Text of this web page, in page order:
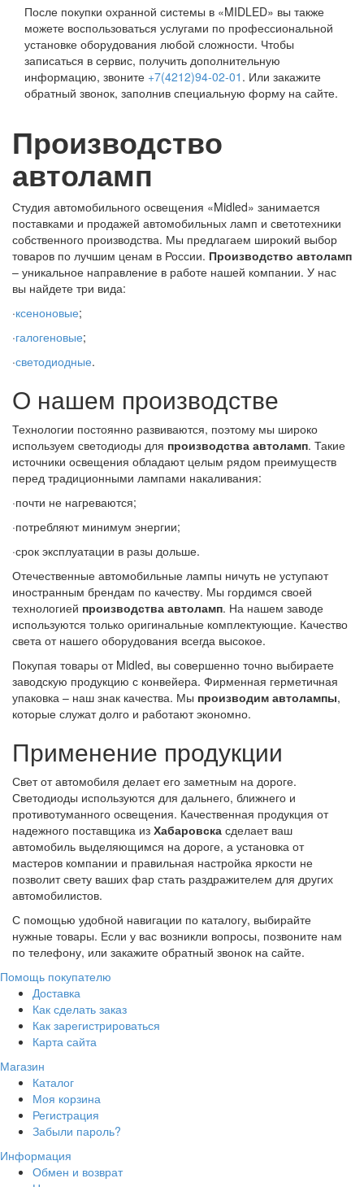
После покупки охранной системы в «MIDLED» вы также
можете воспользоваться услугами по профессиональной
установке оборудования любой сложности. Чтобы
записаться в сервис, получить дополнительную
информацию, звоните +7(4212)94-02-01 . Или закажите
обратный звонок, заполнив специальную форму на сайте.
Производство
автоламп
Студия автомобильного освещения «Midled» занимается
поставками и продажей автомобильных ламп и светотехники
собственного производства. Мы предлагаем широкий выбор
товаров по лучшим ценам в России. Производство автоламп
– уникальное направление в работе нашей компании. У нас
вы найдете три вида:
·ксеноновые;
·галогеновые;
·светодиодные.
О нашем производстве
Технологии постоянно развиваются, поэтому мы широко
используем светодиоды для производства автоламп. Такие
источники освещения обладают целым рядом преимуществ
перед традиционными лампами накаливания:
·почти не нагреваются;
·потребляют минимум энергии;
·срок эксплуатации в разы дольше.
Отечественные автомобильные лампы ничуть не уступают
иностранным брендам по качеству. Мы гордимся своей
технологией производства автоламп. На нашем заводе
используются только оригинальные комплектующие. Качество
света от нашего оборудования всегда высокое.
Покупая товары от Midled, вы совершенно точно выбираете
заводскую продукцию с конвейера. Фирменная герметичная
упаковка – наш знак качества. Мы производим автолампы,
которые служат долго и работают экономно.
Применение продукции
Свет от автомобиля делает его заметным на дороге.
Светодиоды используются для дальнего, ближнего и
противотуманного освещения. Качественная продукция от
надежного поставщика из Хабаровска сделает ваш
автомобиль выделяющимся на дороге, а установка от
мастеров компании и правильная настройка яркости не
позволит свету ваших фар стать раздражителем для других
автомобилистов.
С помощью удобной навигации по каталогу, выбирайте
нужные товары. Если у вас возникли вопросы, позвоните нам
по телефону, или закажите обратный звонок на сайте.
Помощь покупателю
Доставка
Как сделать заказ
Как зарегистрироваться
Карта сайта
Магазин
Каталог
Моя корзина
Регистрация
Забыли пароль?
Информация
Обмен и возврат